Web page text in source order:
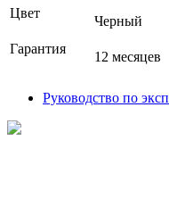
Цвет
Черный
Гарантия
12 месяцев
Руководство по